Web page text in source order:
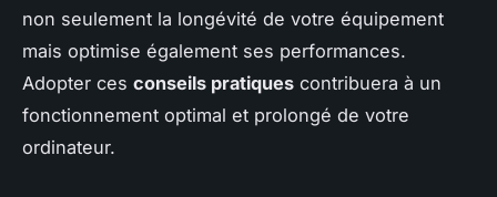
non seulement la longévité de votre équipement
mais optimise également ses performances.
Adopter ces conseils pratiques contribuera à un
fonctionnement optimal et prolongé de votre
ordinateur.